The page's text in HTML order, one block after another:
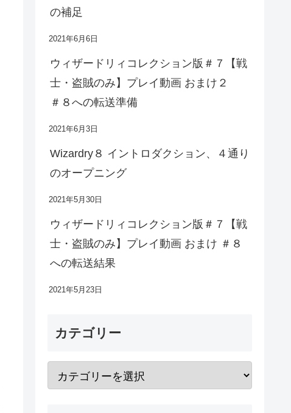
の補足
2021年6月6日
ウィザードリィコレクション版＃７【戦
士・盗賊のみ】プレイ動画 おまけ２
＃８への転送準備
2021年6月3日
Wizardry８ イントロダクション、４通り
のオープニング
2021年5月30日
ウィザードリィコレクション版＃７【戦
士・盗賊のみ】プレイ動画 おまけ ＃８
への転送結果
2021年5月23日
カテゴリー